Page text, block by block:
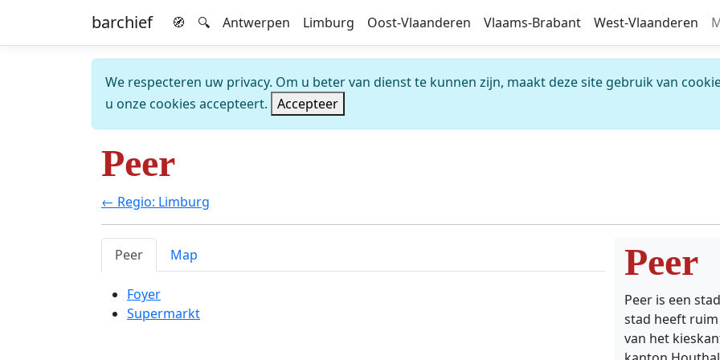
barchief 🧭 🔍 Antwerpen Limburg Oost-Vlaanderen Vlaams-Brabant West-Vlaanderen
We respecteren uw privacy. Om u beter van dienst te kunnen zijn, maakt deze site gebruik van
u onze cookies accepteert. Accepteer
Peer
← Regio: Limburg
Peer Map
Foyer
Supermarkt
Peer
Peer is een
stad heeft
van het